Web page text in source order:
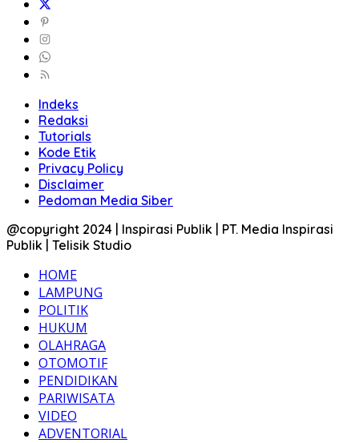
Indeks
Redaksi
Tutorials
Kode Etik
Privacy Policy
Disclaimer
Pedoman Media Siber
@copyright 2024 | Inspirasi Publik | PT. Media Inspirasi
Publik | Telisik Studio
HOME
LAMPUNG
POLITIK
HUKUM
OLAHRAGA
OTOMOTIF
PENDIDIKAN
PARIWISATA
VIDEO
ADVENTORIAL